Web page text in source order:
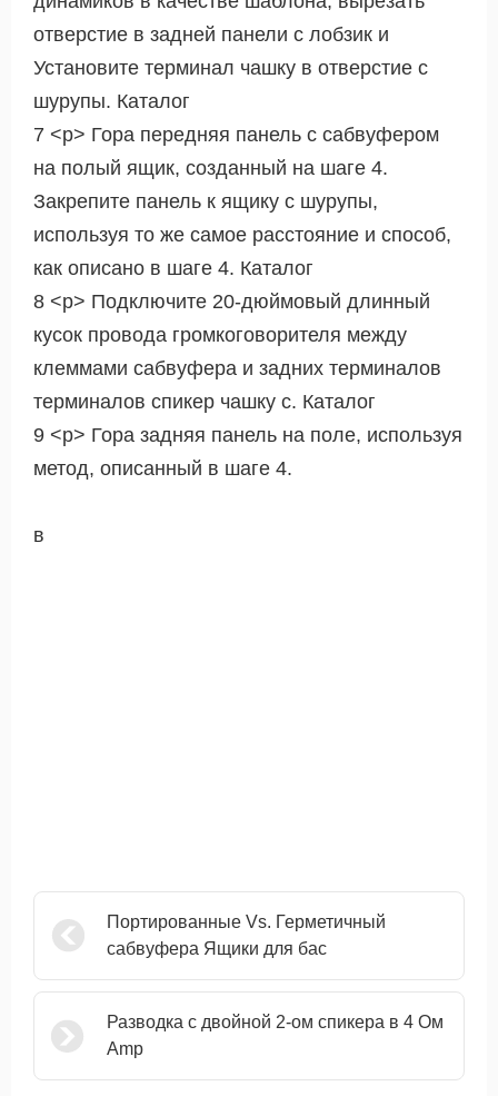
отверстие в задней панели с лобзик и
Установите терминал чашку в отверстие с
шурупы. Каталог
7 <р> Гора передняя панель с сабвуфером
на полый ящик, созданный на шаге 4.
Закрепите панель к ящику с шурупы,
используя то же самое расстояние и способ,
как описано в шаге 4. Каталог
8 <р> Подключите 20-дюймовый длинный
кусок провода громкоговорителя между
клеммами сабвуфера и задних терминалов
терминалов спикер чашку с. Каталог
9 <р> Гора задняя панель на поле, используя
метод, описанный в шаге 4.
в
Портированные Vs. Герметичный
сабвуфера Ящики для бас
Разводка с двойной 2-ом спикера в 4 Ом
Amp